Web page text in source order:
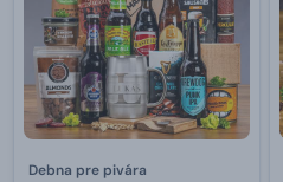
Debna pre pivára